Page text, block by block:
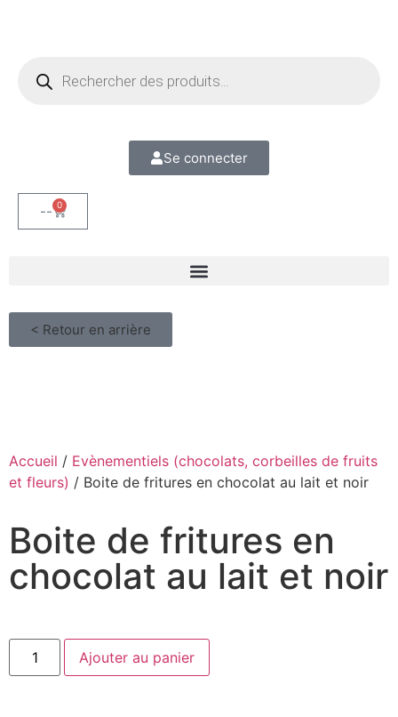
Se connecter
-- 0
< Retour en arrière
Accueil / Evènementiels (chocolats, corbeilles de fruits
et fleurs) / Boite de fritures en chocolat au lait et noir
Boite de fritures en
chocolat au lait et noir
Ajouter au panier